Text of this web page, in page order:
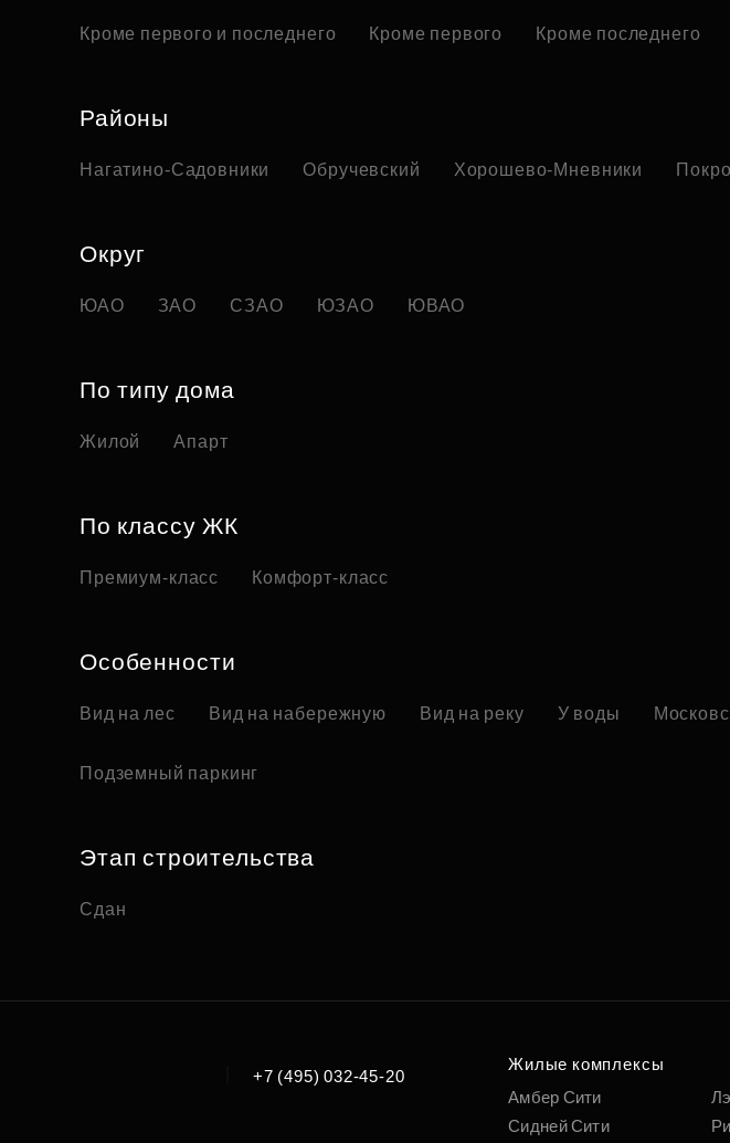
Кроме первого и последнего Кроме первого Кроме последнего
Районы
Нагатино-Садовники Обручевский Хорошево-Мневники
Округ
ЮАО ЗАО СЗАО ЮЗАО ЮВАО
По типу дома
Жилой Апарт
По классу ЖК
Премиум-класс Комфорт-класс
Особенности
Вид на лес Вид на набережную Вид на реку У воды
Подземный паркинг
Этап строительства
Сдан
+7 (495) 032-45-20
Жилые комплексы
Амбер Сити
Сидней Сити